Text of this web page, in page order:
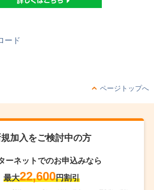
ード
ページトップへ
加入をご検討中の方
ーネットでのお申込みなら
最大22,600円割引